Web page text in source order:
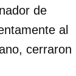
de
al
cerraron